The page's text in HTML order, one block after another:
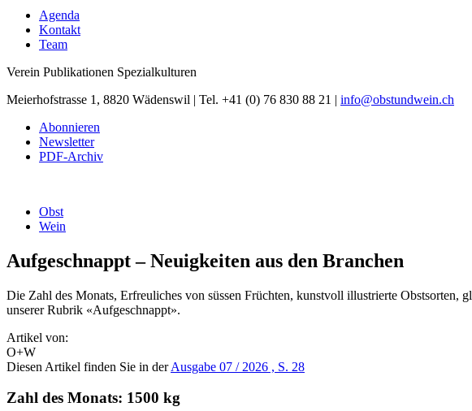
Agenda
Kontakt
Team
Verein Publikationen Spezialkulturen
Meierhofstrasse 1, 8820 Wädenswil | Tel. +41 (0) 76 830 88 21 | info@obstundwein.ch
Abonnieren
Newsletter
PDF-Archiv
Obst
Wein
Aufgeschnappt – Neuigkeiten aus den Branchen
Die Zahl des Monats, Erfreuliches von süssen Früchten, kunstvoll illustrierte
unserer Rubrik «Aufgeschnappt».
Artikel von:
O+W
Diesen Artikel finden Sie in derAusgabe 07 / 2026 , S. 28
Zahl des Monats: 1500 kg